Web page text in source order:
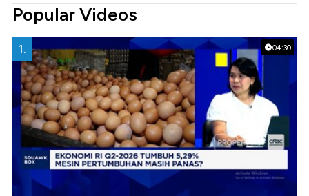
Popular Videos
04:30
1.